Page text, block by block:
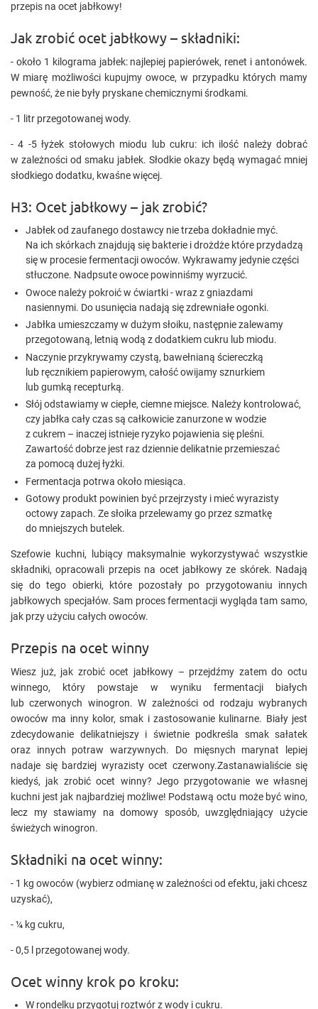
przepis na ocet jabłkowy!
Jak zrobić ocet jabłkowy – składniki:
- około 1 kilograma jabłek: najlepiej papierówek, renet i antonówek.
W miarę możliwości kupujmy owoce, w przypadku których mamy
pewność, że nie były pryskane chemicznymi środkami.
- 1 litr przegotowanej wody.
- 4 -5 łyżek stołowych miodu lub cukru: ich ilość należy dobrać
w zależności od smaku jabłek. Słodkie okazy będą wymagać mniej
słodkiego dodatku, kwaśne więcej.
H3: Ocet jabłkowy – jak zrobić?
Jabłek od zaufanego dostawcy nie trzeba dokładnie myć.
Na ich skórkach znajdują się bakterie i drożdże które przydadzą
się w procesie fermentacji owoców. Wykrawamy jedynie części
stłuczone. Nadpsute owoce powinniśmy wyrzucić.
Owoce należy pokroić w ćwiartki - wraz z gniazdami
nasiennymi. Do usunięcia nadają się zdrewniałe ogonki.
Jabłka umieszczamy w dużym słoiku, następnie zalewamy
przegotowaną, letnią wodą z dodatkiem cukru lub miodu.
Naczynie przykrywamy czystą, bawełnianą ściereczką
lub ręcznikiem papierowym, całość owijamy sznurkiem
lub gumką recepturką.
Słój odstawiamy w ciepłe, ciemne miejsce. Należy kontrolować,
czy jabłka cały czas są całkowicie zanurzone w wodzie
z cukrem – inaczej istnieje ryzyko pojawienia się pleśni.
Zawartość dobrze jest raz dziennie delikatnie przemieszać
za pomocą dużej łyżki.
Fermentacja potrwa około miesiąca.
Gotowy produkt powinien być przejrzysty i mieć wyrazisty
octowy zapach. Ze słoika przelewamy go przez szmatkę
do mniejszych butelek.
Szefowie kuchni, lubiący maksymalnie wykorzystywać wszystkie
składniki, opracowali przepis na ocet jabłkowy ze skórek. Nadają
się do tego obierki, które pozostały po przygotowaniu innych
jabłkowych specjałów. Sam proces fermentacji wygląda tam samo,
jak przy użyciu całych owoców.
Przepis na ocet winny
Wiesz już, jak zrobić ocet jabłkowy – przejdźmy zatem do octu
winnego, który powstaje w wyniku fermentacji białych
lub czerwonych winogron. W zależności od rodzaju wybranych
owoców ma inny kolor, smak i zastosowanie kulinarne. Biały jest
zdecydowanie delikatniejszy i świetnie podkreśla smak sałatek
oraz innych potraw warzywnych. Do mięsnych marynat lepiej
nadaje się bardziej wyrazisty ocet czerwony.Zastanawialiście się
kiedyś, jak zrobić ocet winny? Jego przygotowanie we własnej
kuchni jest jak najbardziej możliwe! Podstawą octu może być wino,
lecz my stawiamy na domowy sposób, uwzględniający użycie
świeżych winogron.
Składniki na ocet winny:
- 1 kg owoców (wybierz odmianę w zależności od efektu, jaki chcesz
uzyskać),
- ¼ kg cukru,
- 0,5 l przegotowanej wody.
Ocet winny krok po kroku:
W rondelku przygotuj roztwór z wody i cukru.